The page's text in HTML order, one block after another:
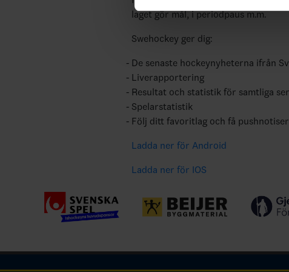
laget gör mål, i periodpaus m.m.
Swehockey ger dig:
De senaste hockeynyheterna ifrån
Liverapportering
Resultat och statistik för samtliga
Spelarstatistik
Följ ditt favoritlag och få
Ladda ner för Android
Ladda ner för IOS